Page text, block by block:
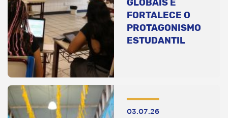
GLOBAIS E
FORTALECE O
PROTAGONISMO
ESTUDANTIL
03.07.26